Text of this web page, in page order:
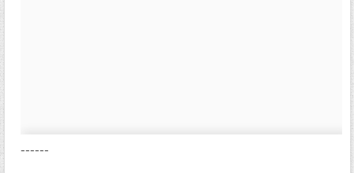
------